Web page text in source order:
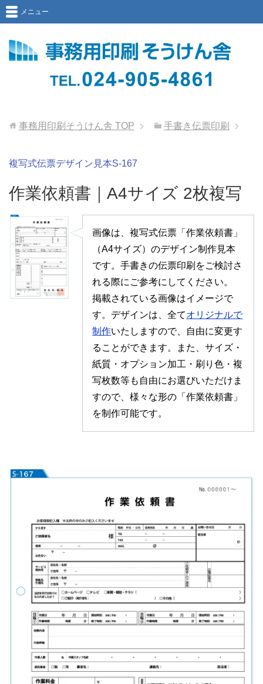
メニュー
事務用印刷そうけん舎 TOP 手書き伝票印刷
複写式伝票デザイン見本S-167
作業依頼書｜A4サイズ 2枚複写
画像は、複写式伝票「作業依頼書」
（A4サイズ）のデザイン制作見本
です。手書きの伝票印刷をご検討さ
れる際にご参考にしてください。
掲載されている画像はイメージで
す。デザインは、全てオリジナルで
制作いたしますので、自由に変更す
ることができます。また、サイズ・
紙質・オプション加工・刷り色・複
写枚数等も自由にお選びいただけま
すので、様々な形の「作業依頼書」
を制作可能です。